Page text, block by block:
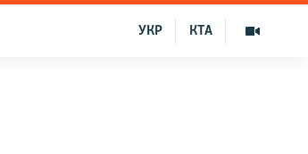
КТА
УКР